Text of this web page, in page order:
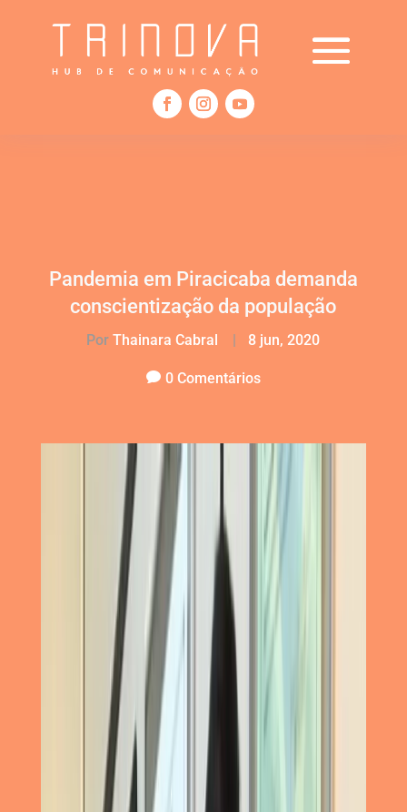
Pandemia em Piracicaba demanda
conscientização da população
Por Thainara Cabral | 8 jun, 2020
0 Comentários